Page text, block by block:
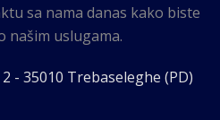
sa nama danas kako biste
našim uslugama.
- 35010 Trebaseleghe (PD)